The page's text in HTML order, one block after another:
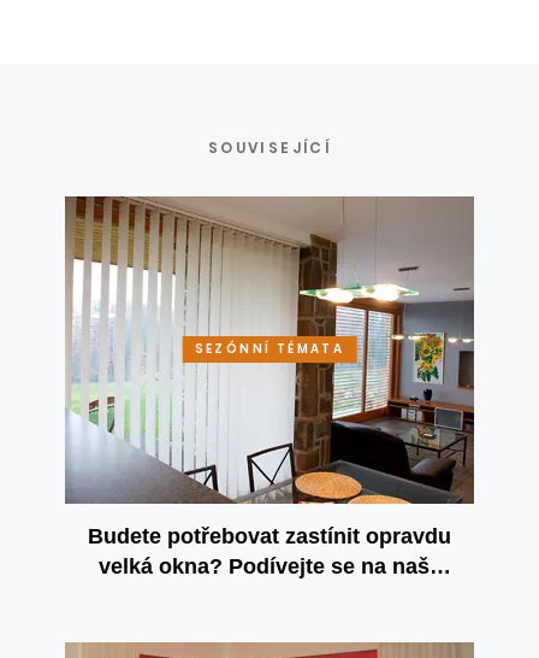
SOUVISEJÍCÍ
SEZÓNNÍ TÉMATA
Budete potřebovat zastínit opravdu
velká okna? Podívejte se na naše